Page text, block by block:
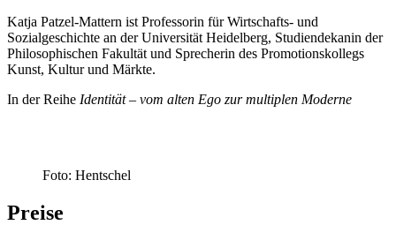
Katja Patzel-Mattern ist Professorin für Wirtschafts- und
Sozialgeschichte an der Universität Heidelberg, Studiendekanin der
Philosophischen Fakultät und Sprecherin des Promotionskollegs
Kunst, Kultur und Märkte.
In der Reihe Identität – vom alten Ego zur multiplen Moderne
Foto: Hentschel
Preise